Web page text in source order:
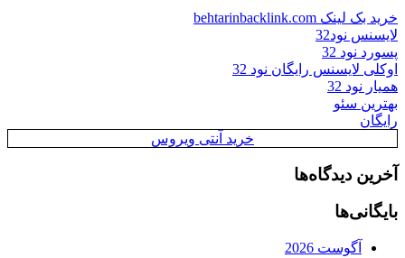
خرید بک لینک behtarinbacklink.com
لایسنس نود32
پسورد نود 32
اوکلی لایسنس رایگان نود 32
همیار نود 32
بهترین سئو
رایگان
خرید آنتی ویروس
آخرین دیدگاه‌ها
بایگانی‌ها
آگوست 2026